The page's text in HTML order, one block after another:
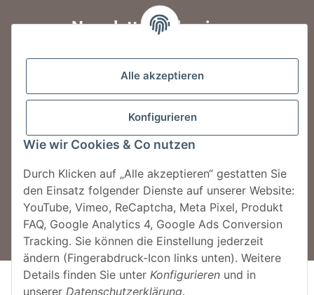
Alle akzeptieren
Konfigurieren
Wie wir Cookies & Co nutzen
Durch Klicken auf „Alle akzeptieren“ gestatten Sie
den Einsatz folgender Dienste auf unserer Website:
YouTube, Vimeo, ReCaptcha, Meta Pixel, Produkt
FAQ, Google Analytics 4, Google Ads Conversion
Tracking. Sie können die Einstellung jederzeit
ändern (Fingerabdruck-Icon links unten). Weitere
Details finden Sie unter Konfigurieren und in
unserer Datenschutzerklärung.
Newsletter abbonieren
Jetzt anmelden!
Jetzt für unseren Newsletter anmelden und
jeden Monat tolle Rabattaktionen erhalten.
© MegaSauna by Sauna One GmbH
* Alle Preise inkl. der gesetzl. MwSt. Die durchgestrichenen Preise
entsprechen dem bisherigen Preis bei MegaSauna., zzgl.Versand